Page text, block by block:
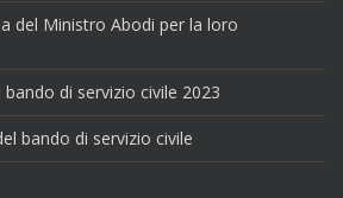
del Ministro Abodi per la loro
di servizio civile 2023
bando di servizio civile